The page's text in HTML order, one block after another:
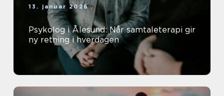
13. januar 2026
Psykolog i Ålesund: Når samtaleterapi gir
ny retning i hverdagen